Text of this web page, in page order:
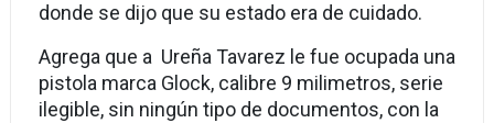
donde se dijo que su estado era de cuidado.
Agrega que a Ureña Tavarez le fue ocupada una
pistola marca Glock, calibre 9 milimetros, serie
ilegible, sin ningún tipo de documentos, con la